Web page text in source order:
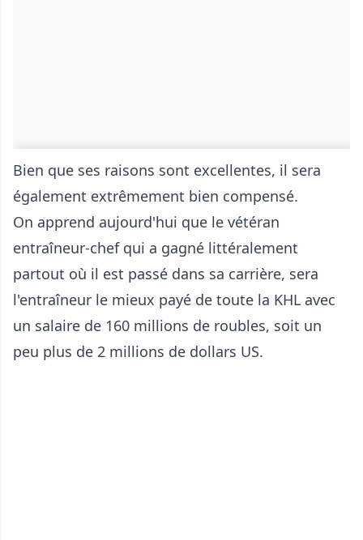
Bien que ses raisons sont excellentes, il sera
également extrêmement bien compensé.
On apprend aujourd'hui que le vétéran
entraîneur-chef qui a gagné littéralement
partout où il est passé dans sa carrière, sera
l'entraîneur le mieux payé de toute la KHL avec
un salaire de 160 millions de roubles, soit un
peu plus de 2 millions de dollars US.